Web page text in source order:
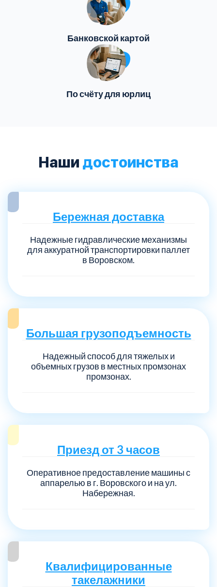
Банковской картой
По счёту для юрлиц
Наши достоинства
Бережная доставка
Надежные гидравлические механизмы
для аккуратной транспортировки паллет
в Воровском.
Большая грузоподъемность
Надежный способ для тяжелых и
объемных грузов в местных промзонах
промзонах.
Приезд от 3 часов
Оперативное предоставление машины с
аппарелью в г. Воровского и на ул.
Набережная.
Квалифицированные
такелажники